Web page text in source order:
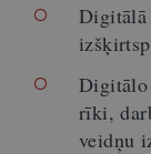
Digitālā
Digitālo
rīki,
veidņu